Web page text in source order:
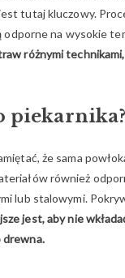
tutaj kluczowy.
na wysokie
różnymi
piekarnika?
że sama
również
lub stalowymi.
jest, aby nie
drewna.